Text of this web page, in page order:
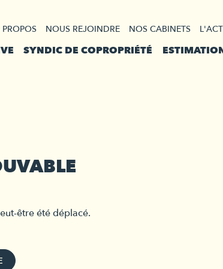
NOUS REJOINDRE NOS CABINETS
SYNDIC DE COPROPRIÉTÉ
être été déplacé.